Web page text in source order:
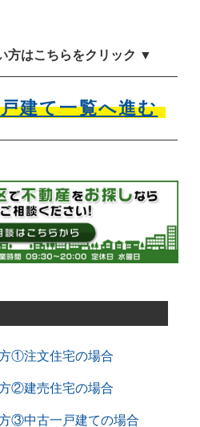
方はこちらをクリック ▼
建て一覧へ進む
①注文住宅の場合
②建売住宅の場合
③中古一戸建ての場合